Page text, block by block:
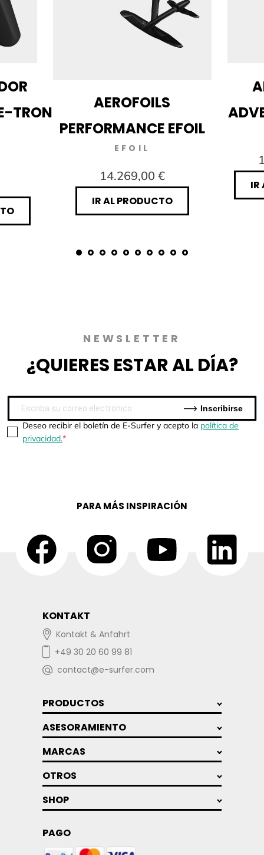
TRON
AEROFOILS
PERFORMANCE EFOIL
EFOIL
14.269,00 €
IR AL PRODUCTO
IR
NEWSLETTER
¿QUIERES ESTAR AL DÍA?
Deseo recibir el boletín de E-Surfer y acepto la política de
privacidad.
Inscribirse
PARA MÁS INSPIRACIÓN
KONTAKT
Kontakt & Anfahrt
+49 30 20 60 99 81
contact@e-surfer.com
PRODUCTOS
ASESORAMIENTO
MARCAS
OTROS
SHOP
PAGO